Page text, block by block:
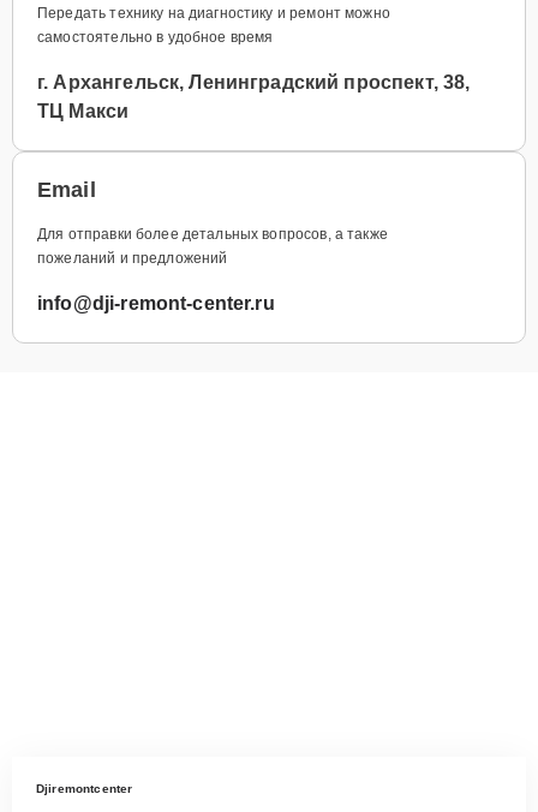
Передать технику на диагностику и ремонт можно
самостоятельно в удобное время
г. Архангельск, Ленинградский проспект, 38,
ТЦ Макси
Email
Для отправки более детальных вопросов, а также
пожеланий и предложений
info@dji-remont-center.ru
Djiremontcenter